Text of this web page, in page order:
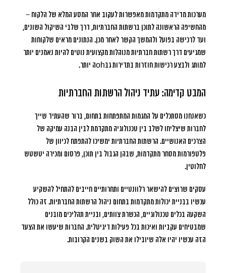
מערכות מדידה מתקדמות מאפשרות לעקוב אחר המסע המלא של הלקוח –
מהחשיפה הראשונה לתוכן ברשתות החברתיות, דרך שלבי השיקול השונים,
ועד לרכישה בפועל ולהמשך הקשר לאחר מכן. הנתונים מראים שלקוחות
שמגיעים דרך רשתות חברתיות מנוהלות מקצועית נוטים להיות נאמנים יותר
למותג ולבצע רכישות חוזרות בתדירות גבohה יותר.
המבט קדימה: עתיד ניהול הרשתות החברתיות
כשאנחנו מסתכלים על המגמות המתפתחות בתחום, ברור שהעתיד שייך
לחברות שיצליחו לשלב בין טכנולוגיה מתקדמת לבין הבנה עמיקה של
הצרכים האנושיים. הרשתות החברתיות ימשיכו להתפתח לכיוון של
פלטפורמות מסחר מתקדמות, שבהן הגבול בין תוכן, פרסום ומכירה יטשטש
לחלוטין.
עסקים שרוצים להישאר רלוונטיים ותחרותיים חייבים להתחיל להשקיע
עכשיו בבניית יכולות מתקדמות בתחום ניהול הרשתות החברתיות. זה כולל
השקעה בכלים טכנולוגיים, הכשרת צוותים, ובניית תהליכים מובנים
שמבטיחים עקביות ואיכות בכל פעילות דיגיטלית. החברות שיעשו את הצעד
הזה עכשיו יהיו אלה שיובילו את השוק בשנים הקרובות.